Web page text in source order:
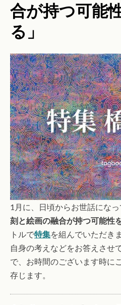
合が持つ可能
る」
1月に、日頃からお世話にな
刻と絵画の融合が持つ可能性
トルで特集を組んでいただき
自身の考えなどをお答えさせ
で、お時間のございます時に
存じます。